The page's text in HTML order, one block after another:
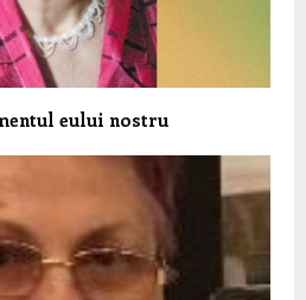
eului nostru